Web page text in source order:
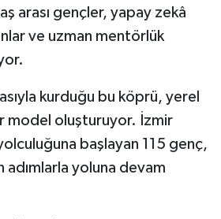
arası gençler, yapay zekâ
ve uzman mentörlük
kurduğu bu köprü, yerel
model oluşturuyor. İzmir
başlayan 115 genç,
yoluna devam